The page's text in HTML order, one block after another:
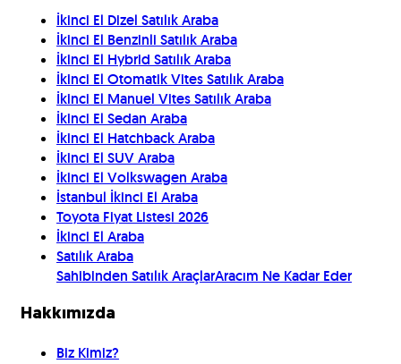
İkinci El Dizel Satılık Araba
İkinci El Benzinli Satılık Araba
İkinci El Hybrid Satılık Araba
İkinci El Otomatik Vites Satılık Araba
İkinci El Manuel Vites Satılık Araba
İkinci El Sedan Araba
İkinci El Hatchback Araba
İkinci El SUV Araba
İkinci El Volkswagen Araba
İstanbul İkinci El Araba
Toyota Fiyat Listesi 2026
İkinci El Araba
Satılık Araba
Sahibinden Satılık AraçlarAracım Ne Kadar Eder
Hakkımızda
Biz Kimiz?